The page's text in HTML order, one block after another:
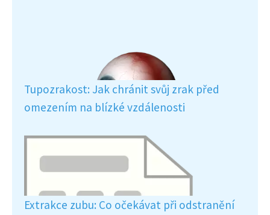
Tupozrakost: Jak chránit svůj zrak před
omezením na blízké vzdálenosti
Extrakce zubu: Co očekávat při odstranění